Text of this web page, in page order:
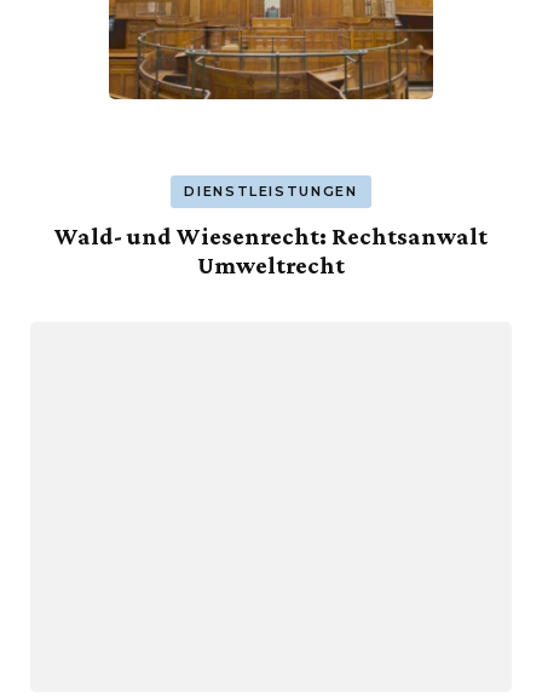
DIENSTLEISTUNGEN
Wald- und Wiesenrecht: Rechtsanwalt
Umweltrecht